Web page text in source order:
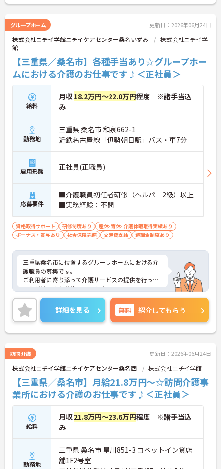
グループホーム 更新日：2026年06月24日
株式会社ニチイ学館ニチイケアセンター桑名いずみ
株式会社ニチイ学
館
【三重県／桑名市】各種手当あり☆グループホー
ムにおける介護のお仕事です♪＜正社員＞
給料
月収 18.2万円～22.0万円程度 ※諸手当込
み
勤務地
三重県 桑名市 和泉662-1
近鉄名古屋線「伊勢朝日駅」バス・車7分
雇用形態 正社員(正職員)
応募要件
■介護職員初任者研修（ヘルパー2級）以上
■実務経験：不問
資格取得サポート 研修制度あり
産休･育休･介護休暇取得実績あり
ボーナス・賞与あり
社会保険完備 交通費支給 退職金制度あり
三重県桑名市に位置するグループホームにおける介
護職員の募集です。
ご利用者に寄り添って介護サービスの提供を行って
いただける方を募集しています。
研修制度・資格取得支援制度があり、働きながらス
キルアップが目指せる環境です。
ご興味のある方には、面接対策ポイントなど、さら
に詳細をご案内しますのでお気軽にご相談くださ
い！
詳細を見る 無料 紹介してもらう
訪問介護 更新日：2026年06月24日
株式会社ニチイ学館ニチイケアセンター桑名西 株式会社ニチイ学館
【三重県／桑名市】月給21.8万円～☆訪問介護事
業所における介護のお仕事です♪＜正社員＞
給料
月収 21.8万円～23.6万円程度 ※諸手当込
み
勤務地
三重県 桑名市 星川851-3 コペットイン貸店
舗1F2号室